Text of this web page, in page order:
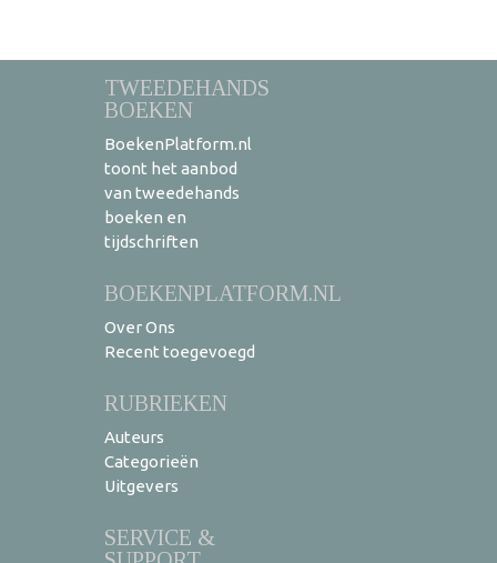
TWEEDEHANDS
BOEKEN
BoekenPlatform.nl
toont het aanbod
van tweedehands
boeken en
tijdschriften
BOEKENPLATFORM.NL
Over Ons
Recent toegevoegd
RUBRIEKEN
Auteurs
Categorieën
Uitgevers
SERVICE &